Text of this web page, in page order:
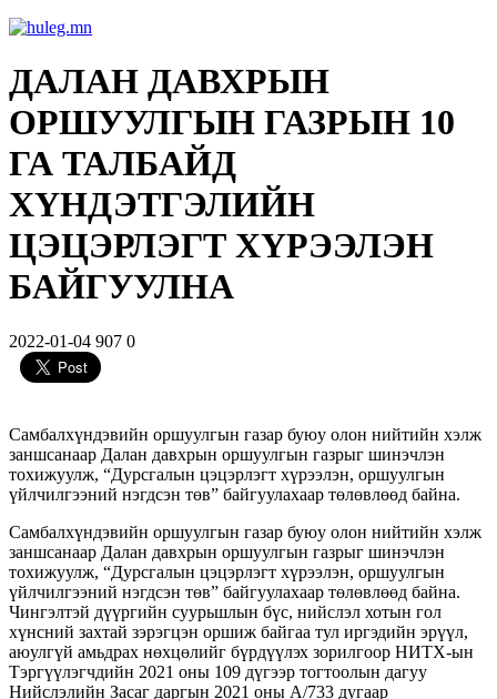
ДАЛАН ДАВХРЫН
ОРШУУЛГЫН ГАЗРЫН 10
ГА ТАЛБАЙД
ХҮНДЭТГЭЛИЙН
ЦЭЦЭРЛЭГТ ХҮРЭЭЛЭН
БАЙГУУЛНА
2022-01-04 907 0
Самбалхүндэвийн оршуулгын газар буюу олон нийтийн хэлж
заншсанаар Далан давхрын оршуулгын газрыг шинэчлэн
тохижуулж, “Дурсгалын цэцэрлэгт хүрээлэн, оршуулгын
үйлчилгээний нэгдсэн төв” байгуулахаар төлөвлөөд байна.
Самбалхүндэвийн оршуулгын газар буюу олон нийтийн хэлж
заншсанаар Далан давхрын оршуулгын газрыг шинэчлэн
тохижуулж, “Дурсгалын цэцэрлэгт хүрээлэн, оршуулгын
үйлчилгээний нэгдсэн төв” байгуулахаар төлөвлөөд байна.
Чингэлтэй дүүргийн суурьшлын бүс, нийслэл хотын гол
хүнсний захтай зэрэгцэн оршиж байгаа тул иргэдийн эрүүл,
аюулгүй амьдрах нөхцөлийг бүрдүүлэх зорилгоор НИТХ-ын
Тэргүүлэгчдийн 2021 оны 109 дүгээр тогтоолын дагуу
Нийслэлийн Засаг даргын 2021 оны А/733 дугаар